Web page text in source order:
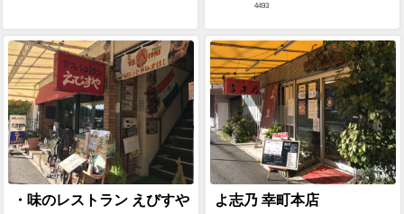
4493
・味のレストラン えびすや
よ志乃 幸町本店